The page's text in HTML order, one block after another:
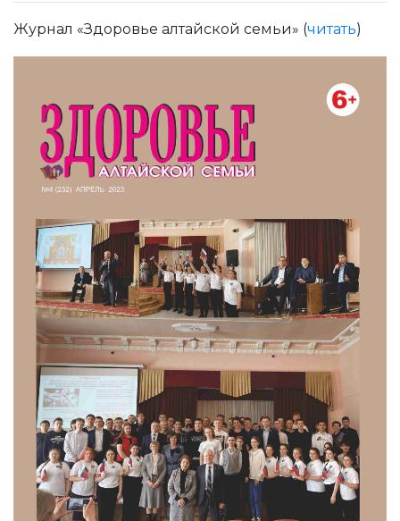
Журнал «Здоровье алтайской семьи» (читать)